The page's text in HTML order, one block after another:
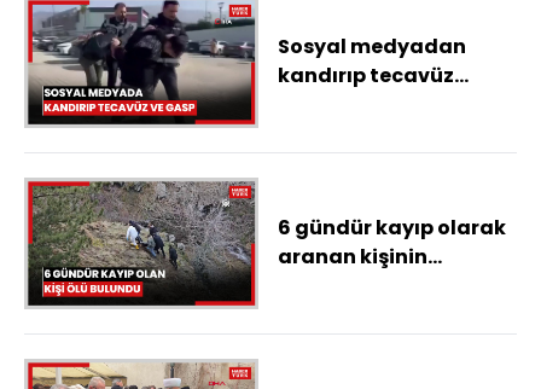
Sosyal medyadan
kandırıp tecavüz
6 gündür kayıp olarak
aranan kişinin